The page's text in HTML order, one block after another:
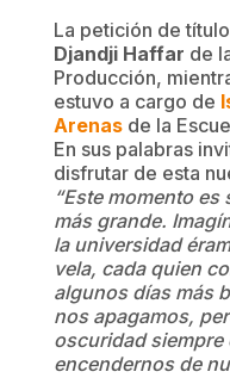
La petición de
Djandji Haffar de
Producción,
estuvo a cargo de
Arenas de la
En sus palabras
disfrutar de esta
“Este momento
más grande.
la universidad
vela, cada quien
algunos días más
nos apagamos,
oscuridad siempre
encendernos de